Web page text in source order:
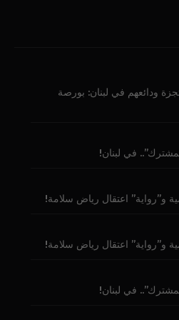
ودائعهم في لبنان: بورصة
في لبنان!
و”رواية” اعتقال رياض سلامة!
و”رواية” اعتقال رياض سلامة!
في لبنان!